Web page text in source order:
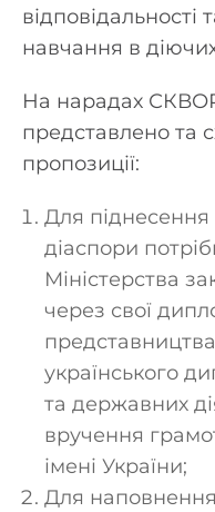
відповідальності
навчання в
На нарадах
представлено та
пропозиції:
Для піднесення
діаспори
Міністерства
через свої
українського
та державних
вручення
імені України;
Для